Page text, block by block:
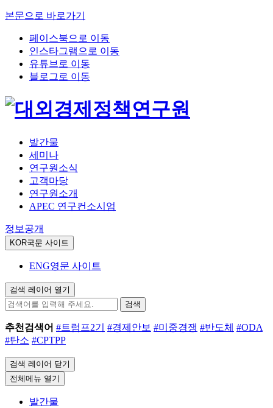
본문으로 바로가기
페이스북으로 이동
인스타그램으로 이동
유튜브로 이동
블로그로 이동
발간물
세미나
연구원소식
고객마당
연구원소개
APEC 연구컨소시엄
정보공개
KOR국문 사이트
ENG영문 사이트
검색 레이어 열기
검색
추천검색어 #트럼프2기 #경제안보 #미중경쟁 #반도체 #ODA
#탄소 #CPTPP
검색 레이어 닫기
전체메뉴 열기
발간물